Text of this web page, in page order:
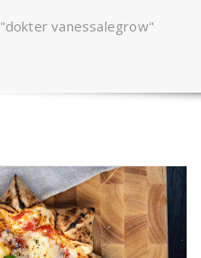
vanessalegrow"